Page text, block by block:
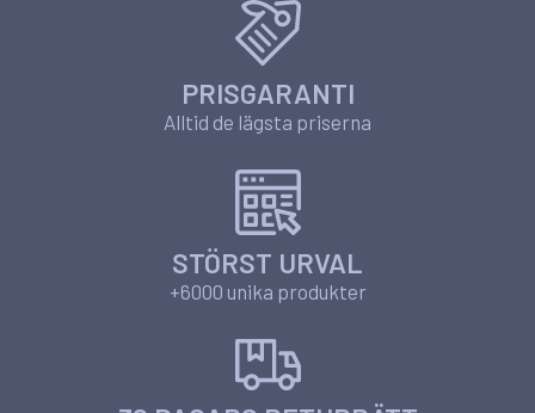
PRISGARANTI
Alltid de lägsta priserna
STÖRST URVAL
+6000 unika produkter